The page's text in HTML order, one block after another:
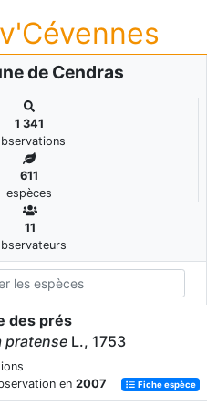
de Cendras
1 341
611
espèces
11
des prés
pratense L., 1753
en 2007 Fiche espèce